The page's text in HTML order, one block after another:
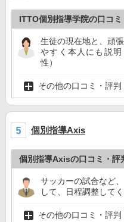
ITTO個別指導学院の口コミ
生徒の現在地と、頑
やすく本人にも説
性）
その他の口コミ・評判
個別指導Axis
個別指導Axisの口コミ・評
サッカーの試合など
して、日程調整して
その他の口コミ・評判